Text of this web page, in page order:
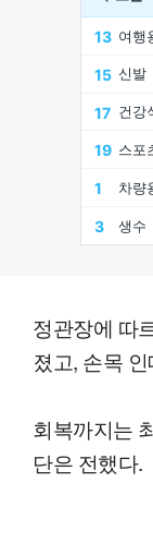
정관장에 따
졌고, 손목
회복까지는
단은 전했다.